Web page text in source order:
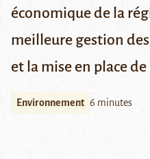
économique de la
meilleure gestion
et la mise en place
Environnement 6 minutes